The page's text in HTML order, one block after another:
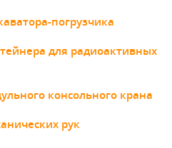
погрузчика
для радиоактивных
консольного крана
рук